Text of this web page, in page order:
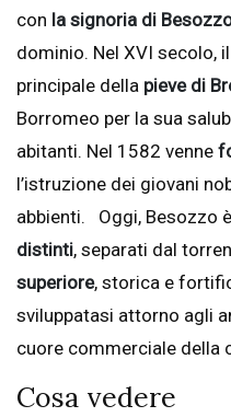
con la signoria di
dominio. Nel XVI secolo,
principale della pieve di
Borromeo per la sua
abitanti. Nel 1582 venne
l’istruzione dei giovani
abbienti. Oggi, Besozzo
distinti, separati dal
superiore, storica e
sviluppatasi attorno agli
cuore commerciale della
Cosa vedere